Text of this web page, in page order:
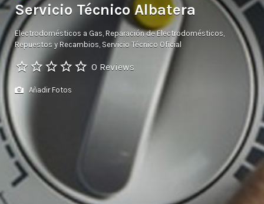
Servicio Técnico Albatera
Electrodomésticos a Gas Reparación de Electrodomésticos
Repuestos y Recambios Servicio Técnico Oficial
0 Reviews
Añadir Fotos